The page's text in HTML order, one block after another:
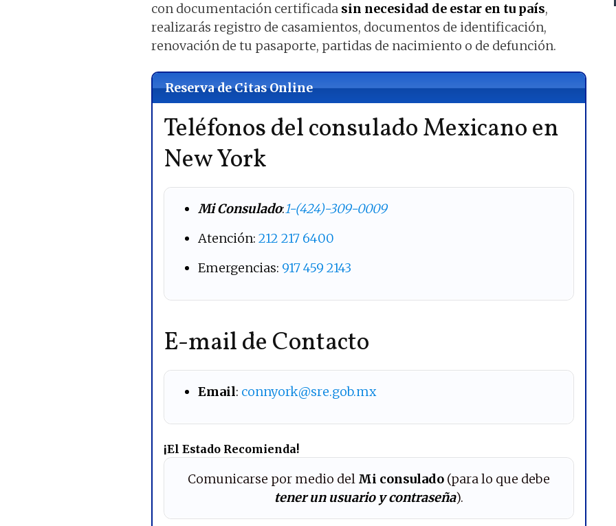
con documentación certificada sin necesidad de estar en tu país,
realizarás registro de casamientos, documentos de identificación,
renovación de tu pasaporte, partidas de nacimiento o de defunción.
Reserva de Citas Online
Teléfonos del consulado Mexicano en
New York
Mi Consulado:1-(424)-309-0009
Atención: 212 217 6400
Emergencias: 917 459 2143
E-mail de Contacto
Email: connyork@sre.gob.mx
¡El Estado Recomienda!
Comunicarse por medio del Mi consulado (para lo que debe
tener un usuario y contraseña).